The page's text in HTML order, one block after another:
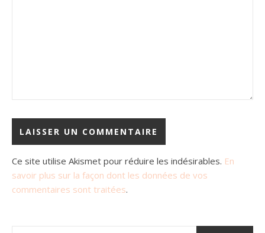
Ce site utilise Akismet pour réduire les indésirables. En
savoir plus sur la façon dont les données de vos
commentaires sont traitées.